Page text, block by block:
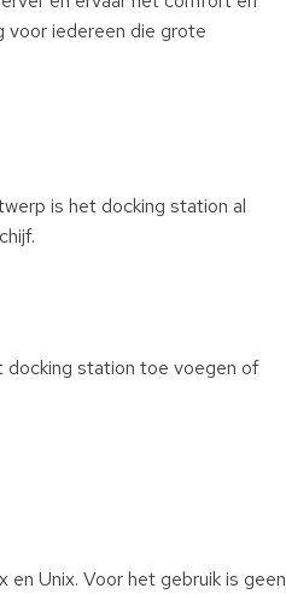
voor iedereen die grote
is het docking station al
docking station toe voegen of
Unix. Voor het gebruik is geen